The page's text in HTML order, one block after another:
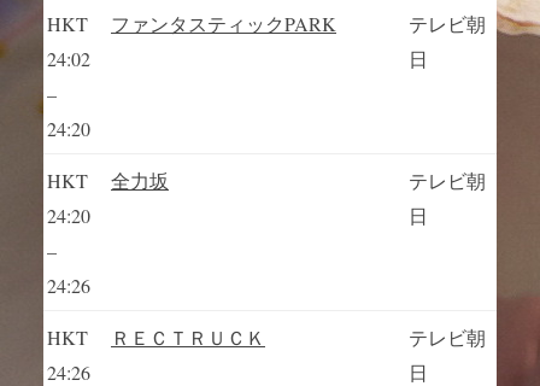
HKT
24:02
–
24:20
ファンタスティックPARK
テレビ朝
日
HKT
24:20
–
24:26
全力坂
テレビ朝
日
HKT
24:26
ＲＥＣＴＲＵＣＫ
テレビ朝
日